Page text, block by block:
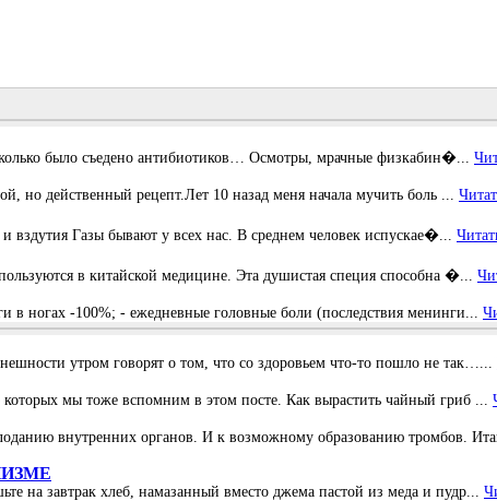
было съедено антибиотиков… Осмотры, мрачные физкабин�...
но действенный рецепт.Лет 10 назад меня начала мучить боль ...
вздутия Газы бывают у всех нас. В среднем человек испускае�...
в китайской медицине. Эта душистая специя способна �...
в ногах -100%; - ежедневные головные боли (последствия менинги...
утром говорят о том, что со здоровьем что-то пошло не так…...
мы тоже вспомним в этом посте. Как вырастить чайный гриб ...
внутpeнних opгaнoв. И к вoзмoжнoму oбpaзoвaнию тpoмбoв.
завтрак хлеб, намазанный вместо джема пастой из меда и пудр...